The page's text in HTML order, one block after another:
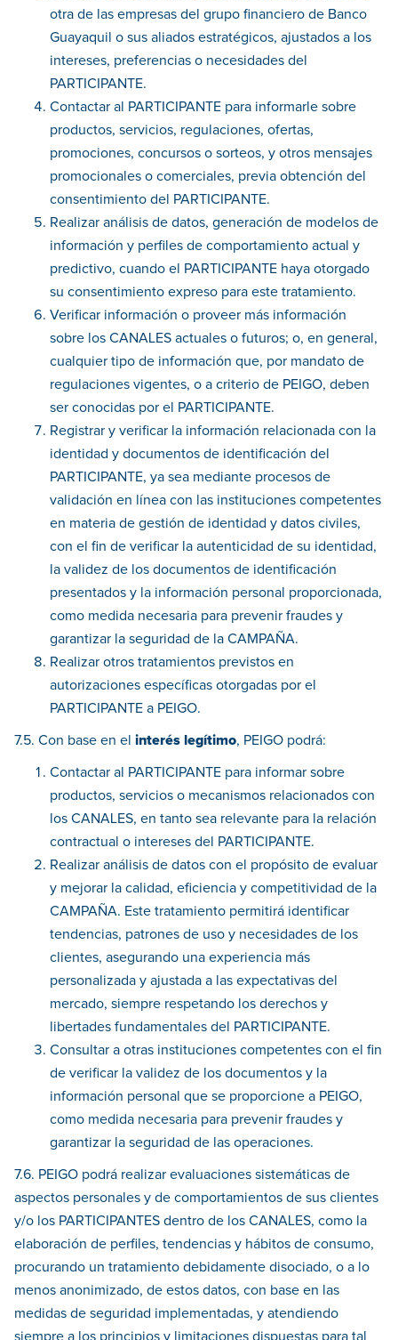
otra de las empresas del grupo financiero de Banco
Guayaquil o sus aliados estratégicos, ajustados a los
intereses, preferencias o necesidades del
PARTICIPANTE.
Contactar al PARTICIPANTE para informarle sobre
productos, servicios, regulaciones, ofertas,
promociones, concursos o sorteos, y otros mensajes
promocionales o comerciales, previa obtención del
consentimiento del PARTICIPANTE.
Realizar análisis de datos, generación de modelos de
información y perfiles de comportamiento actual y
predictivo, cuando el PARTICIPANTE haya otorgado
su consentimiento expreso para este tratamiento.
Verificar información o proveer más información
sobre los CANALES actuales o futuros; o, en general,
cualquier tipo de información que, por mandato de
regulaciones vigentes, o a criterio de PEIGO, deben
ser conocidas por el PARTICIPANTE.
Registrar y verificar la información relacionada con la
identidad y documentos de identificación del
PARTICIPANTE, ya sea mediante procesos de
validación en línea con las instituciones competentes
en materia de gestión de identidad y datos civiles,
con el fin de verificar la autenticidad de su identidad,
la validez de los documentos de identificación
presentados y la información personal proporcionada,
como medida necesaria para prevenir fraudes y
garantizar la seguridad de la CAMPAÑA.
Realizar otros tratamientos previstos en
autorizaciones específicas otorgadas por el
PARTICIPANTE a PEIGO.
7.5. Con base en el interés legítimo, PEIGO podrá:
Contactar al PARTICIPANTE para informar sobre
productos, servicios o mecanismos relacionados con
los CANALES, en tanto sea relevante para la relación
contractual o intereses del PARTICIPANTE.
Realizar análisis de datos con el propósito de evaluar
y mejorar la calidad, eficiencia y competitividad de la
CAMPAÑA. Este tratamiento permitirá identificar
tendencias, patrones de uso y necesidades de los
clientes, asegurando una experiencia más
personalizada y ajustada a las expectativas del
mercado, siempre respetando los derechos y
libertades fundamentales del PARTICIPANTE.
Consultar a otras instituciones competentes con el fin
de verificar la validez de los documentos y la
información personal que se proporcione a PEIGO,
como medida necesaria para prevenir fraudes y
garantizar la seguridad de las operaciones.
7.6. PEIGO podrá realizar evaluaciones sistemáticas de
aspectos personales y de comportamientos de sus clientes
y/o los PARTICIPANTES dentro de los CANALES, como la
elaboración de perfiles, tendencias y hábitos de consumo,
procurando un tratamiento debidamente disociado, o a lo
menos anonimizado, de estos datos, con base en las
medidas de seguridad implementadas, y atendiendo
siempre a los principios y limitaciones dispuestas para tal